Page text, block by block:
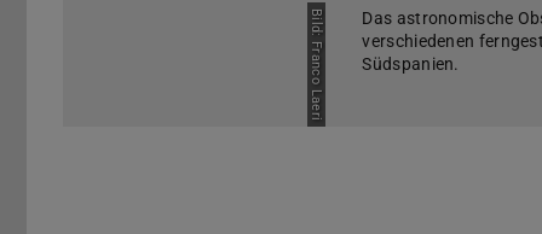
Bild: Franco Laeri
Das astronomische
verschiedenen
Südspanien.